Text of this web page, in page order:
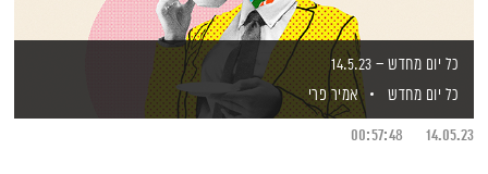
כל יום מחדש – 14.5.23
כל יום מחדש
אמיר פרי
14.05.23
00:57:48